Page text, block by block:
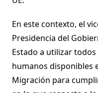
En este contexto, el
Presidencia del
Estado a utilizar
humanos disponibles
Migración para